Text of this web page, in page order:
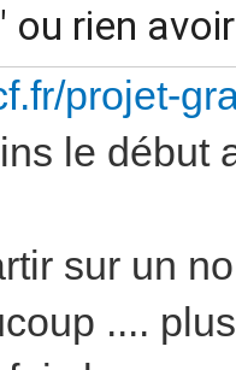
ou rien
projet-
le début
sur un
....